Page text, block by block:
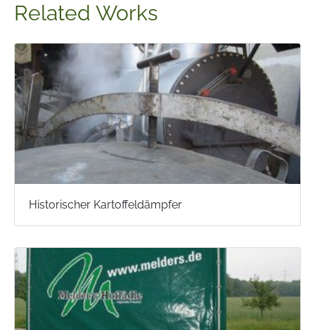
Related Works
Historischer Kartoffeldämpfer